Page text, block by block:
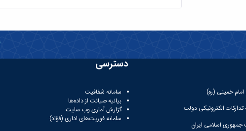
امام خمینی (ره)
تدارکات الکترونیکی دولت
جمهوری اسلامی ایران
دسترسی
سامانه شفافیت
بیانیه صیانت از داده‌ها
گزارش آماری وب‌ سایت
سامانه فوریت‌های اداری (فؤاد)